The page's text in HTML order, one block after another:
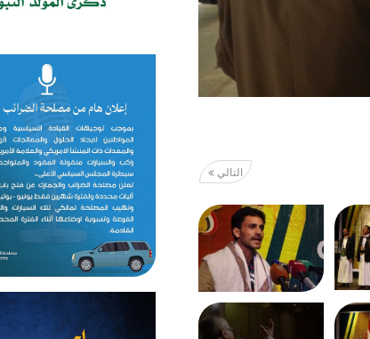
التالي